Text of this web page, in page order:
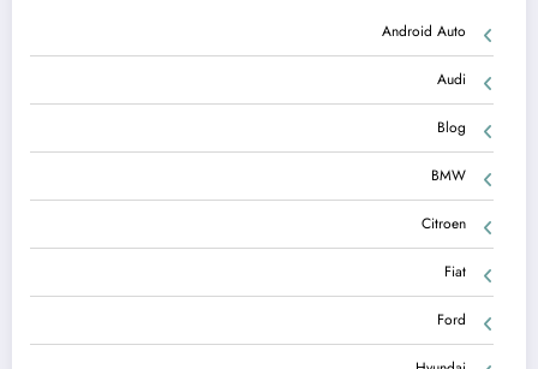
Android Auto
Audi
Blog
BMW
Citroen
Fiat
Ford